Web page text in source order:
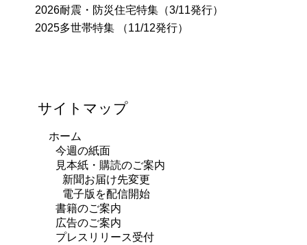
2026耐震・防災住宅特集（3/11発行）
2025多世帯特集 （11/12発行）
サイトマップ
ホーム
今週の紙面
見本紙・購読のご案内
新聞お届け先変更
電子版を配信開始
書籍のご案内
広告のご案内
プレスリリース受付